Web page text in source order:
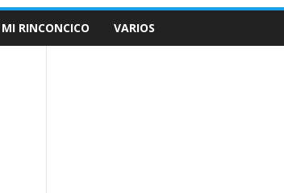
MI RINCONCICO VARIOS